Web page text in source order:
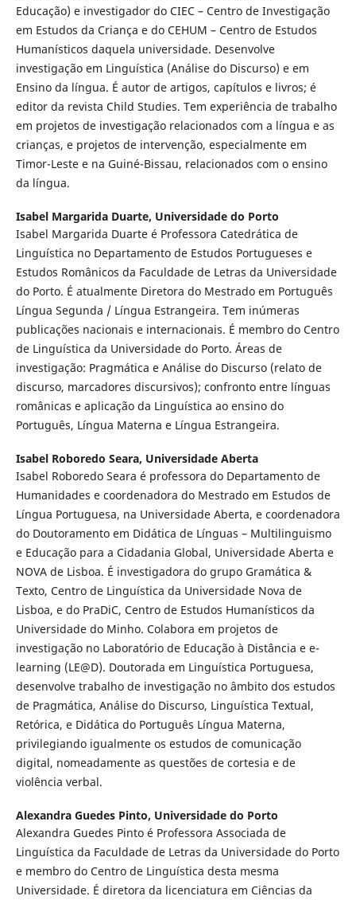
Educação) e investigador do CIEC – Centro de Investigação
em Estudos da Criança e do CEHUM – Centro de Estudos
Humanísticos daquela universidade. Desenvolve
investigação em Linguística (Análise do Discurso) e em
Ensino da língua. É autor de artigos, capítulos e livros; é
editor da revista Child Studies. Tem experiência de trabalho
em projetos de investigação relacionados com a língua e as
crianças, e projetos de intervenção, especialmente em
Timor-Leste e na Guiné-Bissau, relacionados com o ensino
da língua.
Isabel Margarida Duarte, Universidade do Porto
Isabel Margarida Duarte é Professora Catedrática de
Linguística no Departamento de Estudos Portugueses e
Estudos Românicos da Faculdade de Letras da Universidade
do Porto. É atualmente Diretora do Mestrado em Português
Língua Segunda / Língua Estrangeira. Tem inúmeras
publicações nacionais e internacionais. É membro do Centro
de Linguística da Universidade do Porto. Áreas de
investigação: Pragmática e Análise do Discurso (relato de
discurso, marcadores discursivos); confronto entre línguas
românicas e aplicação da Linguística ao ensino do
Português, Língua Materna e Língua Estrangeira.
Isabel Roboredo Seara, Universidade Aberta
Isabel Roboredo Seara é professora do Departamento de
Humanidades e coordenadora do Mestrado em Estudos de
Língua Portuguesa, na Universidade Aberta, e coordenadora
do Doutoramento em Didática de Línguas – Multilinguismo
e Educação para a Cidadania Global, Universidade Aberta e
NOVA de Lisboa. É investigadora do grupo Gramática &
Texto, Centro de Linguística da Universidade Nova de
Lisboa, e do PraDiC, Centro de Estudos Humanísticos da
Universidade do Minho. Colabora em projetos de
investigação no Laboratório de Educação à Distância e e-
learning (LE@D). Doutorada em Linguística Portuguesa,
desenvolve trabalho de investigação no âmbito dos estudos
de Pragmática, Análise do Discurso, Linguística Textual,
Retórica, e Didática do Português Língua Materna,
privilegiando igualmente os estudos de comunicação
digital, nomeadamente as questões de cortesia e de
violência verbal.
Alexandra Guedes Pinto, Universidade do Porto
Alexandra Guedes Pinto é Professora Associada de
Linguística da Faculdade de Letras da Universidade do Porto
e membro do Centro de Linguística desta mesma
Universidade. É diretora da licenciatura em Ciências da